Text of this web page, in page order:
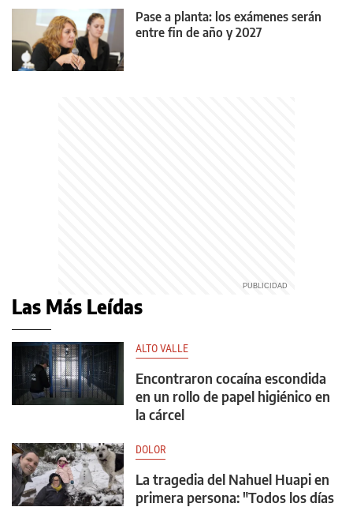
Pase a planta: los exámenes serán
entre fin de año y 2027
Las Más Leídas
ALTO VALLE
Encontraron cocaína escondida
en un rollo de papel higiénico en
la cárcel
DOLOR
La tragedia del Nahuel Huapi en
primera persona: "Todos los días